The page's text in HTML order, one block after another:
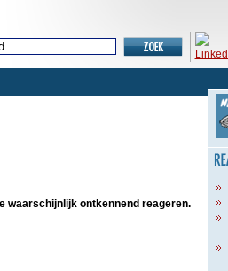
waarschijnlijk ontkennend reageren.